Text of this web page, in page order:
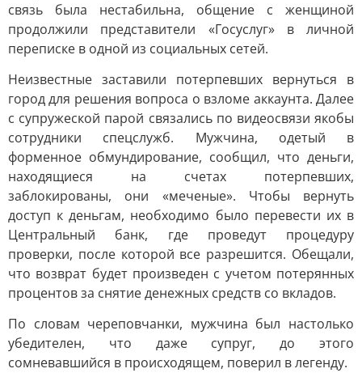
связь была нестабильна, общение с женщиной
продолжили представители «Госуслуг» в личной
переписке в одной из социальных сетей.
Неизвестные заставили потерпевших вернуться в
город для решения вопроса о взломе аккаунта. Далее
с супружеской парой связались по видеосвязи якобы
сотрудники спецслужб. Мужчина, одетый в
форменное обмундирование, сообщил, что деньги,
находящиеся на счетах потерпевших,
заблокированы, они «меченые». Чтобы вернуть
доступ к деньгам, необходимо было перевести их в
Центральный банк, где проведут процедуру
проверки, после которой все разрешится. Обещали,
что возврат будет произведен с учетом потерянных
процентов за снятие денежных средств со вкладов.
По словам череповчанки, мужчина был настолько
убедителен, что даже супруг, до этого
сомневавшийся в происходящем, поверил в легенду.